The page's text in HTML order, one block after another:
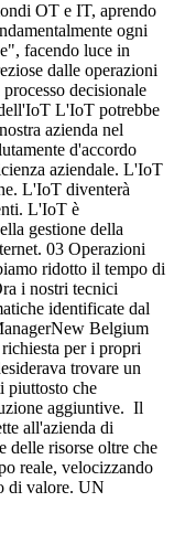
OT e IT, aprendo
ogni
facendo luce in
dalle operazioni
decisionale
L'IoT potrebbe
azienda nel
d'accordo
aziendale. L'IoT
L'IoT diventerà
L'IoT è
gestione della
03 Operazioni
ridotto il tempo di
i nostri tecnici
identificate dal
Belgium
per i propri
trovare un
piuttosto che
aggiuntive. Il
all'azienda di
delle risorse oltre che
reale, velocizzando
di valore. UN